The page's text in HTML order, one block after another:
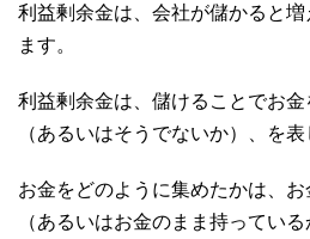
利益剰余金は、会社が儲かると
ます。
利益剰余金は、儲けることでお
（あるいはそうでないか）、を表
お金をどのように集めたかは、
（あるいはお金のまま持ってい